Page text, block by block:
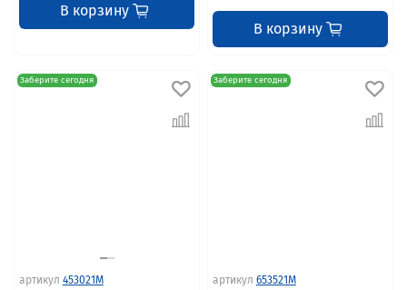
В корзину
В корзину
Заберите сегодня
артикул 453021M
Заберите сегодня
артикул 653521M